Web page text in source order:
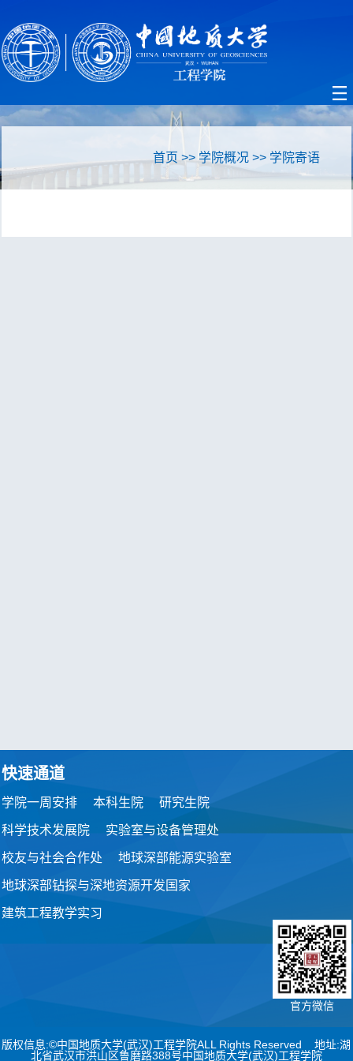
首页 >> 学院概况 >> 学院寄语
快速通道
学院一周安排 本科生院 研究生院
科学技术发展院 实验室与设备管理处
校友与社会合作处 地球深部能源实验室
地球深部钻探与深地资源开发国家
建筑工程教学实习
官方微信
版权信息:©中国地质大学(武汉)工程学院ALL Rights Reserved 地址:湖
北省武汉市洪山区鲁磨路388号中国地质大学(武汉)工程学院